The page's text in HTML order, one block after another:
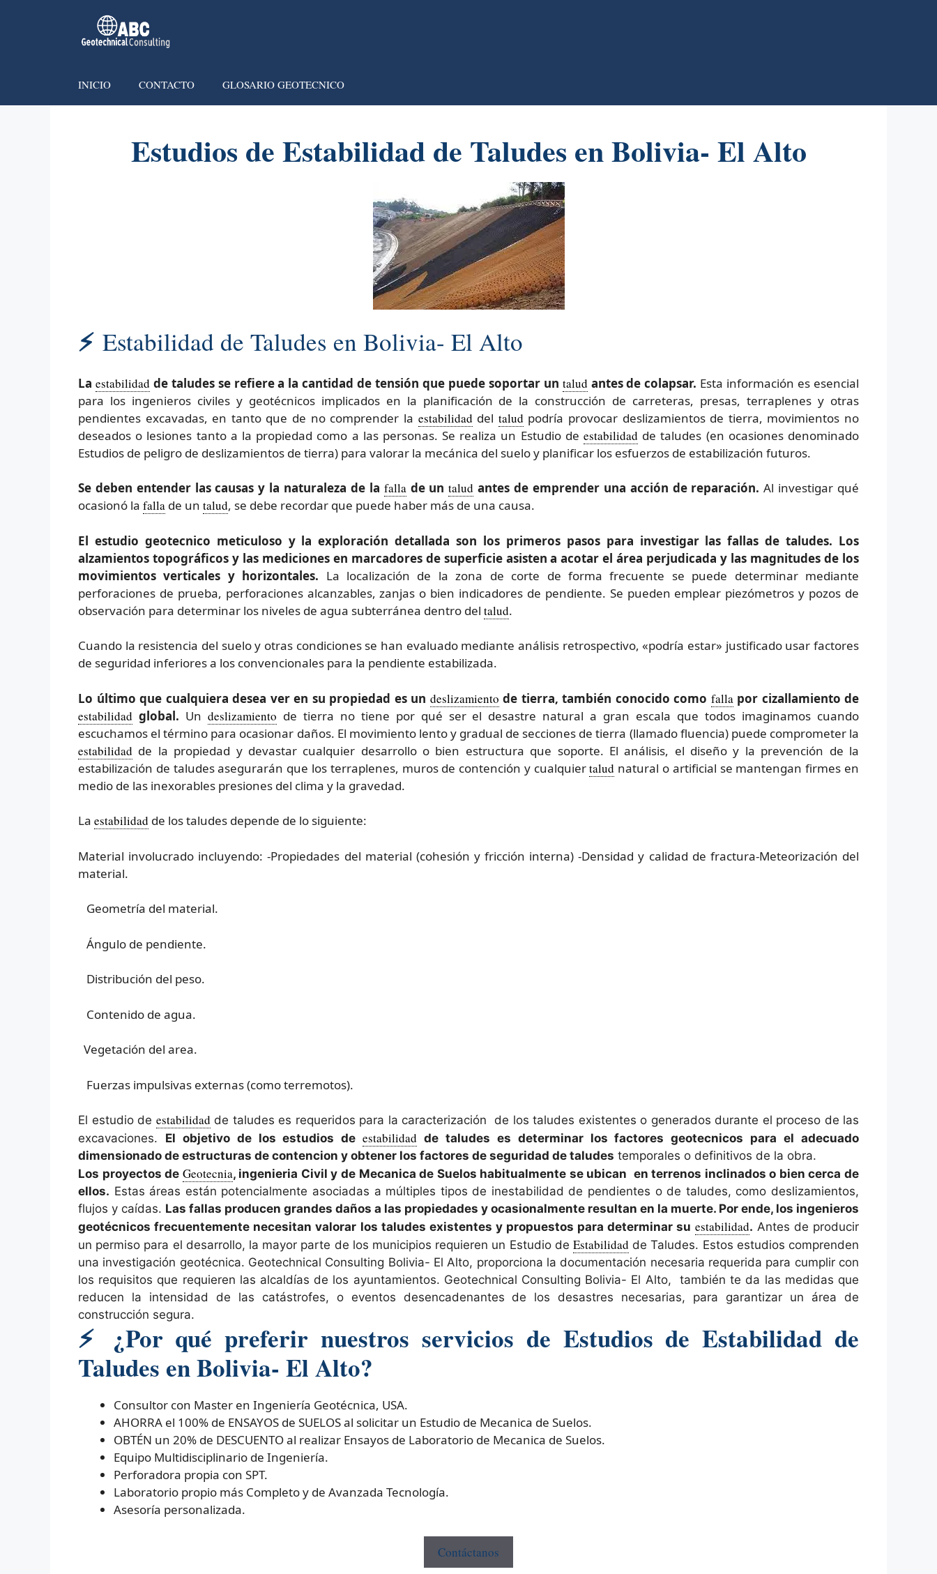
INICIO CONTACTO GLOSARIO GEOTECNICO
Estudios de Estabilidad de Taludes en Bolivia- El Alto
⚡ Estabilidad de Taludes en Bolivia- El Alto
La estabilidad de taludes se refiere a la cantidad de tensión que puede soportar un talud antes de colapsar. Esta información es esencial
para los ingenieros civiles y geotécnicos implicados en la planificación de la construcción de carreteras, presas, terraplenes y otras
pendientes excavadas, en tanto que de no comprender la estabilidad del talud podría provocar deslizamientos de tierra, movimientos no
deseados o lesiones tanto a la propiedad como a las personas. Se realiza un Estudio deestabilidad de taludes (en ocasiones denominado
Estudios de peligro de deslizamientos de tierra) para valorar la mecánica del suelo y planificar los esfuerzos de estabilización futuros.
Se deben entender las causas y la naturaleza de la fallade untalud antes de emprender una acción de reparación. Al investigar qué
ocasionó la falla de un talud, se debe recordar que puede haber más de una causa.
El estudio geotecnico meticuloso y la exploración detallada son los primeros pasos para investigar las fallas de taludes. Los
alzamientos topográficos y las mediciones en marcadores de superficie asisten a acotar el área perjudicada y las magnitudes de los
movimientos verticales y horizontales. La localización de la zona de corte de forma frecuente se puede determinar mediante
perforaciones de prueba, perforaciones alcanzables, zanjas o bien indicadores de pendiente. Se pueden emplear piezómetros y pozos de
observación para determinar los niveles de agua subterránea dentro del talud.
Cuando la resistencia del suelo y otras condiciones se han evaluado mediante análisis retrospectivo, «podría estar» justificado usar factores
de seguridad inferiores a los convencionales para la pendiente estabilizada.
Lo último que cualquiera desea ver en su propiedad es un deslizamiento de tierra, también conocido como falla por cizallamiento de
estabilidad global. Un deslizamiento de tierra no tiene por qué ser el desastre natural a gran escala que todos imaginamos cuando
escuchamos el término para ocasionar daños. El movimiento lento y gradual de secciones de tierra (llamado fluencia) puede comprometer la
estabilidad de la propiedad y devastar cualquier desarrollo o bien estructura que soporte. El análisis, el diseño y la prevención de la
estabilización de taludes asegurarán que los terraplenes, muros de contención y cualquiertalud natural o artificial se mantengan firmes en
medio de las inexorables presiones del clima y la gravedad.
La estabilidad de los taludes depende de lo siguiente:
Material involucrado incluyendo: -Propiedades del material (cohesión y fricción interna) -Densidad y calidad de fractura-Meteorización del
material.
Geometría del material.
Ángulo de pendiente.
Distribución del peso.
Contenido de agua.
Vegetación del area.
Fuerzas impulsivas externas (como terremotos).
El estudio de estabilidad de taludes es requeridos para la caracterización de los taludes existentes o generados durante el proceso de las
excavaciones. El objetivo de los estudios deestabilidad de taludes es determinar los factores geotecnicos para el adecuado
dimensionado de estructuras de contencion y obtener los factores de seguridad de taludes temporales o definitivos de la obra.
Los proyectos de Geotecnia, ingenieria Civil y de Mecanica de Suelos habitualmente se ubican en terrenos inclinados o bien cerca de
ellos. Estas áreas están potencialmente asociadas a múltiples tipos de inestabilidad de pendientes o de taludes, como deslizamientos,
flujos y caídas. Las fallas producen grandes daños a las propiedades y ocasionalmente resultan en la muerte. Por ende, los ingenieros
geotécnicos frecuentemente necesitan valorar los taludes existentes y propuestos para determinar su estabilidad. Antes de producir
un permiso para el desarrollo, la mayor parte de los municipios requieren un Estudio de Estabilidad de Taludes. Estos estudios comprenden
una investigación geotécnica. Geotechnical Consulting Bolivia- El Alto, proporciona la documentación necesaria requerida para cumplir con
los requisitos que requieren las alcaldías de los ayuntamientos. Geotechnical Consulting Bolivia- El Alto, también te da las medidas que
reducen la intensidad de las catástrofes, o eventos desencadenantes de los desastres necesarias, para garantizar un área de
construcción segura.
⚡ ¿Por qué preferir nuestros servicios de Estudios de Estabilidad de
Taludes en Bolivia- El Alto?
Consultor con Master en Ingeniería Geotécnica, USA.
AHORRA el 100% de ENSAYOS de SUELOS al solicitar un Estudio de Mecanica de Suelos.
OBTÉN un 20% de DESCUENTO al realizar Ensayos de Laboratorio de Mecanica de Suelos.
Equipo Multidisciplinario de Ingeniería.
Perforadora propia con SPT.
Laboratorio propio más Completo y de Avanzada Tecnología.
Asesoría personalizada.
Contáctanos